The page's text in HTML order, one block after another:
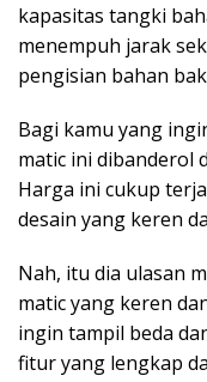
kapasitas tangki
menempuh jarak
pengisian bahan
Bagi kamu yang
matic ini dibanderol
Harga ini cukup
desain yang keren
Nah, itu dia ulasan
matic yang keren
ingin tampil beda
fitur yang lengkap